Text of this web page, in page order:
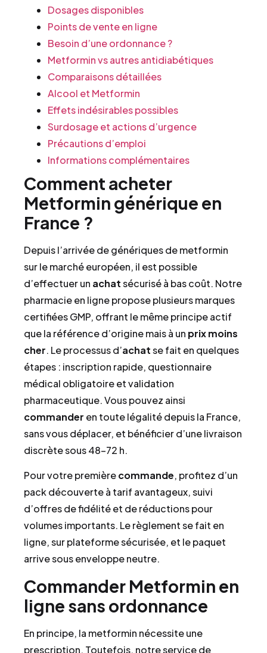
Dosages disponibles
Points de vente en ligne
Besoin d’une ordonnance ?
Metformin vs autres antidiabétiques
Comparaisons détaillées
Alcool et Metformin
Effets indésirables possibles
Surdosage et actions d’urgence
Précautions d’emploi
Informations complémentaires
Comment acheter
Metformin générique en
France ?
Depuis l’arrivée de génériques de metformin
sur le marché européen, il est possible
d’effectuer un achatsécurisé à bas coût. Notre
pharmacie en ligne propose plusieurs marques
certifiées GMP, offrant le même principe actif
que la référence d’origine mais à un prixmoins
cher. Le processus d’achatse fait en quelques
étapes : inscription rapide, questionnaire
médical obligatoire et validation
pharmaceutique. Vous pouvez ainsi
commander en toute légalité depuis la France,
sans vous déplacer, et bénéficier d’une livraison
discrète sous 48–72 h.
Pour votre premièrecommande, profitez d’un
pack découverte à tarif avantageux, suivi
d’offres de fidélité et de réductions pour
volumes importants. Le règlement se fait en
ligne, sur plateforme sécurisée, et le paquet
arrive sous enveloppe neutre.
Commander Metformin en
ligne sans ordonnance
En principe, la metformin nécessite une
prescription. Toutefois, notre service de